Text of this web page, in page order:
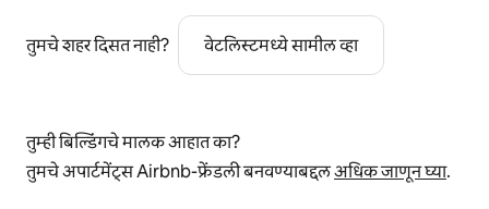
तुमचे शहर दिसत नाही? वेटलिस्टमध्ये सामील व्हा
तुम्ही बिल्डिंगचे मालक आहात का?
तुमचे अपार्टमेंट्स Airbnb-फ्रेंडली बनवण्याबद्दलअधिक जाणून घ्या.